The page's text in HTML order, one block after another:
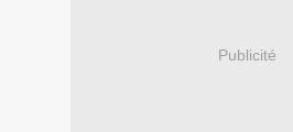
Publicité